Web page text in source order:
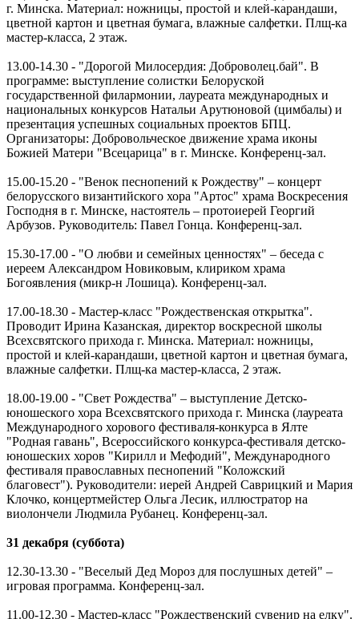
г. Минска. Материал: ножницы, простой и клей-карандаши,
цветной картон и цветная бумага, влажные салфетки. Плщ-ка
мастер-класса, 2 этаж.
13.00-14.30 - "Дорогой Милосердия: Доброволец.бай". В
программе: выступление солистки Белоруской
государственной филармонии, лауреата международных и
национальных конкурсов Натальи Арутюновой (цимбалы) и
презентация успешных социальных проектов БПЦ.
Организаторы: Добровольческое движение храма иконы
Божией Матери "Всецарица" в г. Минске. Конференц-зал.
15.00-15.20 - "Венок песнопений к Рождеству" – концерт
белорусского византийского хора "Артос" храма Воскресения
Господня в г. Минске, настоятель – протоиерей Георгий
Арбузов. Руководитель: Павел Гонца. Конференц-зал.
15.30-17.00 - "О любви и семейных ценностях" – беседа с
иереем Александром Новиковым, клириком храма
Богоявления (микр-н Лошица). Конференц-зал.
17.00-18.30 - Мастер-класс "Рождественская открытка".
Проводит Ирина Казанская, директор воскресной школы
Всехсвятского прихода г. Минска. Материал: ножницы,
простой и клей-карандаши, цветной картон и цветная бумага,
влажные салфетки. Плщ-ка мастер-класса, 2 этаж.
18.00-19.00 - "Свет Рождества" – выступление Детско-
юношеского хора Всехсвятского прихода г. Минска (лауреата
Международного хорового фестиваля-конкурса в Ялте
"Родная гавань", Всероссийского конкурса-фестиваля детско-
юношеских хоров "Кирилл и Мефодий", Международного
фестиваля православных песнопений "Коложский
благовест"). Руководители: иерей Андрей Саврицкий и Мария
Клочко, концертмейстер Ольга Лесик, иллюстратор на
виолончели Людмила Рубанец. Конференц-зал.
31 декабря (суббота)
12.30-13.30 - "Веселый Дед Мороз для послушных детей" –
игровая программа. Конференц-зал.
11.00-12.30 - Мастер-класс "Рождественский сувенир на елку".